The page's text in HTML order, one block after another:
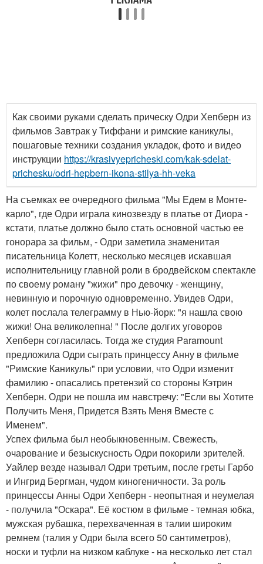
Как своими руками сделать прическу Одри Хепберн из
фильмов Завтрак у Тиффани и римские каникулы,
пошаговые техники создания укладок, фото и видео
инструкции https://krasivyepricheski.com/kak-sdelat-
prichesku/odri-hepbern-ikona-stilya-hh-veka
На съемках ее очередного фильма "Мы Едем в Монте-
карло", где Одри играла кинозвезду в платье от Диора -
кстати, платье должно было стать основной частью ее
гонорара за фильм, - Одри заметила знаменитая
писательница Колетт, несколько месяцев искавшая
исполнительницу главной роли в бродвейском спектакле
по своему роману "жижи" про девочку - женщину,
невинную и порочную одновременно. Увидев Одри,
колет послала телеграмму в Нью-йорк: "я нашла свою
жижи! Она великолепна! " После долгих уговоров
Хепберн согласилась. Тогда же студия Paramount
предложила Одри сыграть принцессу Анну в фильме
"Римские Каникулы" при условии, что Одри изменит
фамилию - опасались претензий со стороны Кэтрин
Хепберн. Одри не пошла им навстречу: "Если вы Хотите
Получить Меня, Придется Взять Меня Вместе с
Именем".
Успех фильма был необыкновенным. Свежесть,
очарование и безыскусность Одри покорили зрителей.
Уайлер везде называл Одри третьим, после греты Гарбо
и Ингрид Бергман, чудом киногеничности. За роль
принцессы Анны Одри Хепберн - неопытная и неумелая
- получила "Оскара". Её костюм в фильме - темная юбка,
мужская рубашка, перехваченная в талии широким
ремнем (талия у Одри была всего 50 сантиметров),
носки и туфли на низком каблуке - на несколько лет стал